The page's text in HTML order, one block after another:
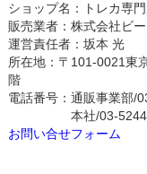
ショップ名：トレカ専
販売業者：株式会社ビー
運営責任者：坂本 光
所在地：〒101-0021東
階
電話番号：通販事業部/
本社/03-5244-
お問い合せフォーム